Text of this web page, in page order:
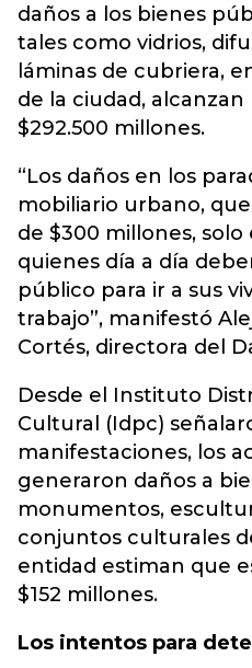
daños a los bienes
tales como vidrios,
láminas de cubriera,
de la ciudad,
$292.500 millones.
“Los daños en los
mobiliario urbano,
de $300 millones,
quienes día a día
público para ir a sus
trabajo”, manifestó
Cortés, directora del
Desde el Instituto
Cultural (Idpc)
manifestaciones, los
generaron daños a
monumentos,
conjuntos culturales
entidad estiman que
$152 millones.
Los intentos para